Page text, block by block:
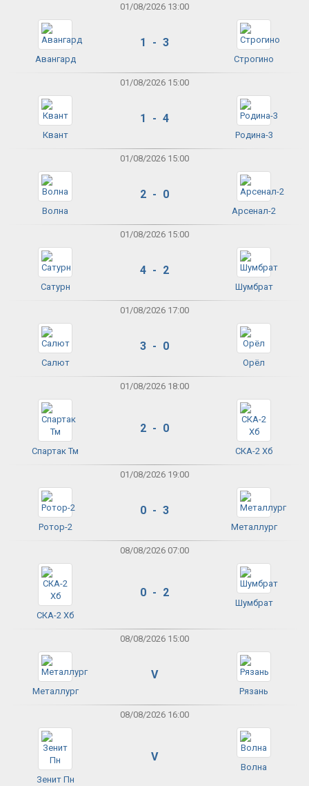
01/08/2026 13:00
Авангард
1 - 3
Строгино
01/08/2026 15:00
Квант
1 - 4
Родина-3
01/08/2026 15:00
Волна
2 - 0
Арсенал-2
01/08/2026 15:00
Сатурн
4 - 2
Шумбрат
01/08/2026 17:00
Салют
3 - 0
Орёл
01/08/2026 18:00
Спартак Тм
2 - 0
СКА-2 Хб
01/08/2026 19:00
Ротор-2
0 - 3
Металлург
08/08/2026 07:00
СКА-2 Хб
0 - 2
Шумбрат
08/08/2026 15:00
Металлург
V
Рязань
08/08/2026 16:00
Зенит Пн
V
Волна